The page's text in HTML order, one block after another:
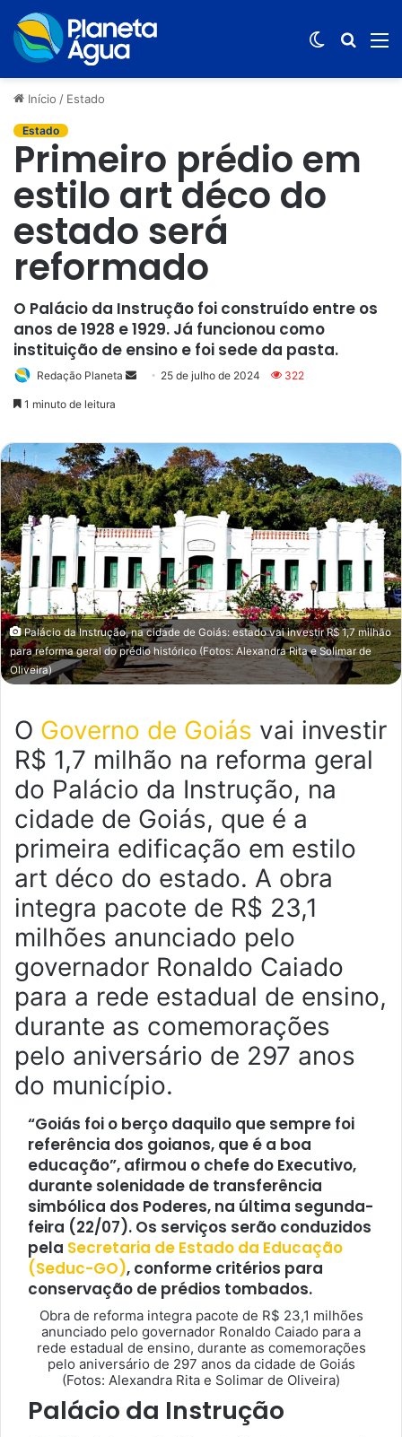
Switch
Início / Estado
Estado
Primeiro prédio em
estilo art déco do
estado será
reformado
O Palácio da Instrução foi construído entre os
anos de 1928 e 1929. Já funcionou como
instituição de ensino e foi sede da pasta.
Redação Planeta
Mande
mail
25 de julho de 2024 322
1 minuto de leitura
Palácio da Instrução, na cidade de Goiás: estado vai investir R$ 1,7 milhão
para reforma geral do prédio histórico (Fotos: Alexandra Rita e Solimar de
Oliveira)
O Governo de Goiás vai investir
R$ 1,7 milhão na reforma geral
do Palácio da Instrução, na
cidade de Goiás, que é a
primeira edificação em estilo
art déco do estado. A obra
integra pacote de R$ 23,1
milhões anunciado pelo
governador Ronaldo Caiado
para a rede estadual de ensino,
durante as comemorações
pelo aniversário de 297 anos
do município.
“Goiás foi o berço daquilo que sempre foi
referência dos goianos, que é a boa
educação”, afirmou o chefe do Executivo,
durante solenidade de transferência
simbólica dos Poderes, na última segunda-
feira (22/07). Os serviços serão conduzidos
pela Secretaria de Estado da Educação
(Seduc-GO), conforme critérios para
conservação de prédios tombados.
Obra de reforma integra pacote de R$ 23,1 milhões
anunciado pelo governador Ronaldo Caiado para a
rede estadual de ensino, durante as comemorações
pelo aniversário de 297 anos da cidade de Goiás
(Fotos: Alexandra Rita e Solimar de Oliveira)
Palácio da Instrução